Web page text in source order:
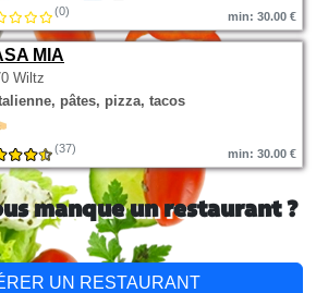
(0) min: 30.00 €
MIA
Wiltz
pâtes, pizza, tacos
(37) min: 30.00 €
manque un restaurant ?
UN RESTAURANT